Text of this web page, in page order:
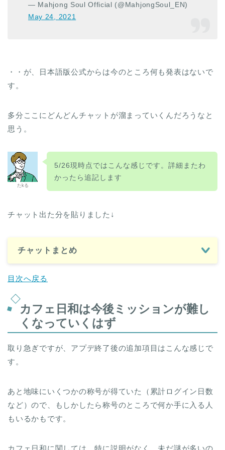
— Mahjong Soul Official (@MahjongSoul_EN)
May 24, 2021
・・が、日本語版公式からは今のところ何も発表はないで
す。
多分ここにどんどんチャットが溜まっていくんだろうなと
思う。
たkる
5/26現時点ではこんな感じです。詳細またわ
かったら追記します
チャット出た分を貼りました↓
チャットまとめ
目次へ戻る
カフェ日和は今後ミッションが難し
くなっていくはず
取り急ぎですが、アプデ終了後の追加項目はこんな感じで
す。
あと地味にいくつかの称号が得ていた（累計ログイン日数
など）ので、もしかしたら称号のところで何か手に入る人
もいるかもです。
カフェ日和に関しては、特に説明がなく、未だ謎が多いの